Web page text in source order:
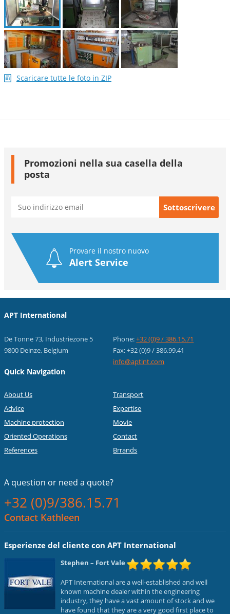
Scaricare tutte le foto in ZIP
Promozioni nella sua casella della
posta
Provare il nostro nuovo
Alert Service
APT International
De Tonne 73, Industriezone 5
9800 Deinze, Belgium
Phone:+32 (0)9 / 386.15.71
Fax: +32 (0)9 / 386.99.41
info@aptint.com
Quick Navigation
About Us
Advice
Machine protection
Oriented Operations
References
Transport
Expertise
Movie
Contact
Brrands
A question or need a quote?
+32 (0)9/386.15.71
Contact Kathleen
Esperienze del cliente con APT International
Stephen – Fort Vale
APT International are a well-established and well
known machine dealer within the engineering
industry, they have a vast amount of stock and we
have found that they are a very good first place to